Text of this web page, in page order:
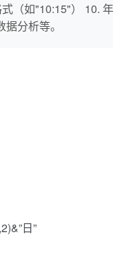
（如"10:15"） 10.
分析等。
日”